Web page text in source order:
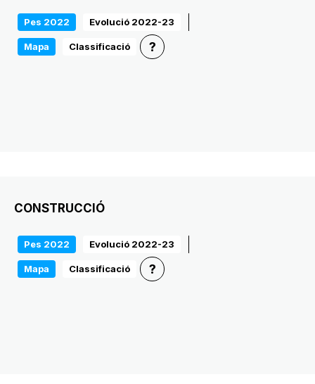
?
Pes 2022 Evolució 2022-23
Mapa Classificació
CONSTRUCCIÓ
?
Pes 2022 Evolució 2022-23
Mapa Classificació